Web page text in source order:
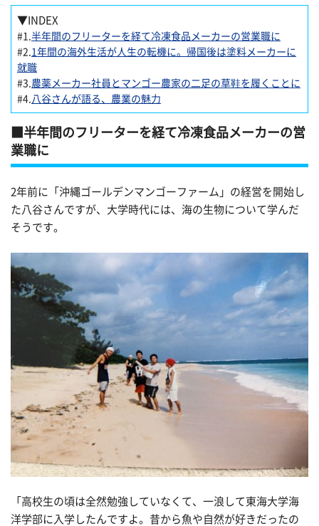
▼INDEX
#1. 半年間のフリーターを経て冷凍食品メーカーの営業職に
#2. 1年間の海外生活が人生の転機に。帰国後は塗料メーカーに
就職
#3. 農薬メーカー社員とマンゴー農家の二足の草鞋を履くことに
#4. 八谷さんが語る、農業の魅力
半年間のフリーターを経て冷凍食品メーカーの営
業職に
2年前に「沖縄ゴールデンマンゴーファーム」の経営を開始し
た八谷さんですが、大学時代には、海の生物について学んだ
そうです。
「高校生の頃は全然勉強していなくて、一浪して東海大学海
洋学部に入学したんですよ。昔から魚や自然が好きだったの